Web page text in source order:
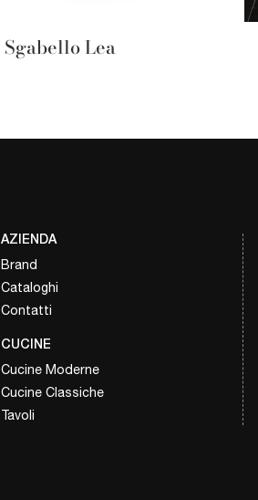
Sgabello Lea
AZIENDA
Brand
Cataloghi
Contatti
CUCINE
Cucine Moderne
Cucine Classiche
Tavoli